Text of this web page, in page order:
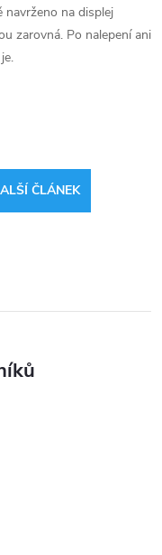
navrženo na displej
zarovná. Po nalepení ani
ČLÁNEK